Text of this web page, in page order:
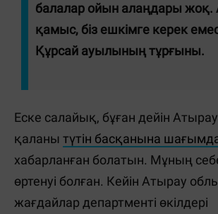
балалар ойын алаңдары
қамыс, біз ешкімге керек
Құрсай ауылының тұрғыны.
Еске салайық, бұған дейін
қаланы түтін басқанына
хабарланған болатын. Мұның
өртенуі болған. Кейін Атырау
жағдайлар департменті өкілдері